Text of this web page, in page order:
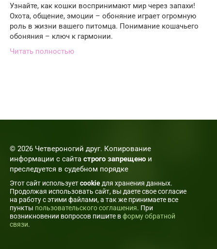
Узнайте, как кошки воспринимают мир через запахи!
Охота, общение, эмоции – обоняние играет огромную
роль в жизни вашего питомца. Понимание кошачьего
обоняния – ключ к гармонии.
Читать полностью
© 2026 Четвероногий друг. Копирование
информации с сайта строго запрещено и
преследуется в судебном порядке
Этот сайт используетcookie для хранения данных.
Продолжая использовать сайт, вы даете свое согласие
на работу с этими файлами, а так же принимаете все
пункты пользовательского соглашения. При
возникновении вопросов пишите вформу обратной
связи.